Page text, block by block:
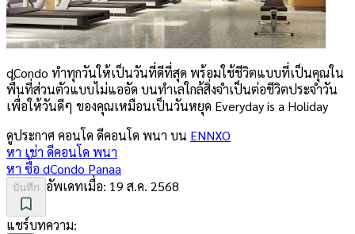
dCondo ทำทุกวันให้เป็นวันที่ดีที่สุด พร้อมใช้ชีวิตแบบที่เป็นคุณใน
พื้นที่ส่วนตัวแบบไม่แออัด บนทำเลใกล้สิ่งจำเป็นต่อชีวิตประจำวัน
เพื่อให้วันดีๆ ของคุณเหมือนเป็นวันหยุด Everyday is a Holiday
ดูประกาศ คอนโด ดีคอนโด พนา บน ENNXO
หา เช่า ดีคอนโด พนา
หา ซื้อ dCondo Panaa
บันทึก อัพเดทเมื่อ: 19 ส.ค. 2568
แชร์บทความ: